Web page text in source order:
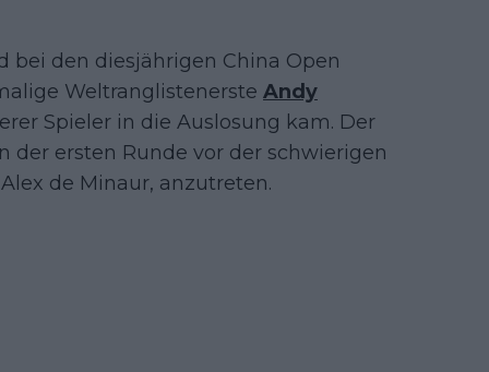
bei den diesjährigen China Open
Weltranglistenerste Andy
Spieler in die Auslosung kam. Der
der ersten Runde vor der schwierigen
de Minaur, anzutreten.